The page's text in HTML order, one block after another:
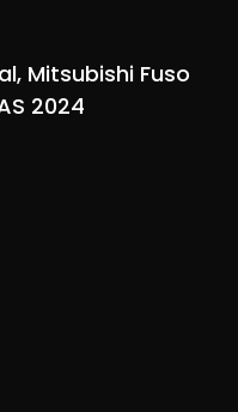
Mitsubishi Fuso
2024